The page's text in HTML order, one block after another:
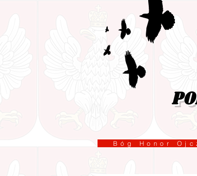
Bóg Honor